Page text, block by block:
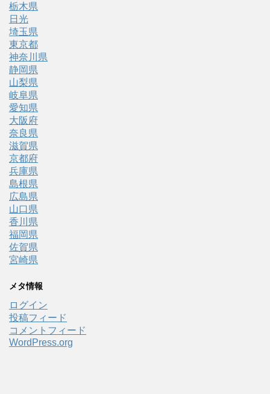
栃木県
日光
埼玉県
東京都
神奈川県
静岡県
山梨県
岐阜県
愛知県
大阪府
奈良県
滋賀県
京都府
兵庫県
島根県
広島県
山口県
香川県
福岡県
佐賀県
宮崎県
メタ情報
ログイン
投稿フィード
コメントフィード
WordPress.org